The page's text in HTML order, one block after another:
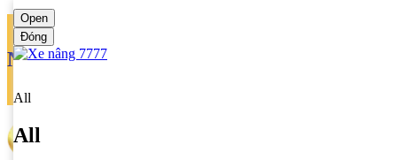
Ngôn ngữ
Open
Đóng
All
All